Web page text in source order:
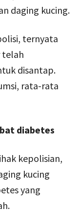
daging kucing.
ternyata
telah
disantap.
rata-rata
diabetes
kepolisian,
kucing
yang